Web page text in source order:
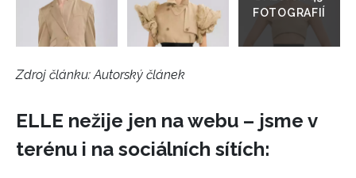
Zdroj článku: Autorský článek
ELLE nežije jen na webu – jsme v
terénu i na sociálních sítích: